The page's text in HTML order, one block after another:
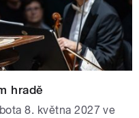
hradě
8. května 2027 ve